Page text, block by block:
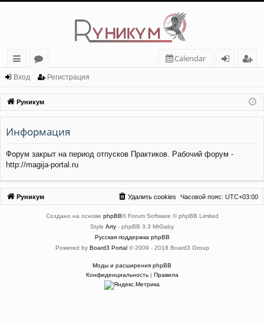
с
ы
лк
и
о
ру
м
ы
Calendar
д
ис
тр
Вход Регистрация
Руникум
Информация
Форум закрыт на период отпусков Практиков. Рабочий форум -
http://magija-portal.ru
Руникум Часовой пояс: UTC+03:00
Удалить cookies
Создано на основе phpBB® Forum Software © phpBB Limited
Style Arty - phpBB 3.3 MrGaby
Русская поддержка phpBB
Powered by Board3 Portal© 2009 - 2018 Board3 Group
Моды и расширения phpBB
Конфиденциальность| Правила